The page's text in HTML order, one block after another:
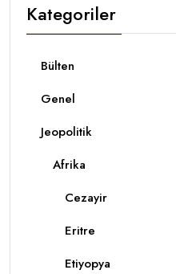
Kategoriler
Bülten
Genel
Jeopolitik
Afrika
Cezayir
Eritre
Etiyopya